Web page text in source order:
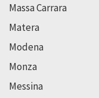
Massa Carrara
Matera
Modena
Monza
Messina